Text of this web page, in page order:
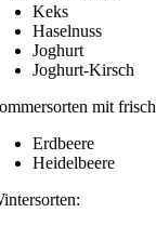
Keks
Haselnuss
Joghurt
Joghurt-Kirsch
mit
Erdbeere
Heidelbeere